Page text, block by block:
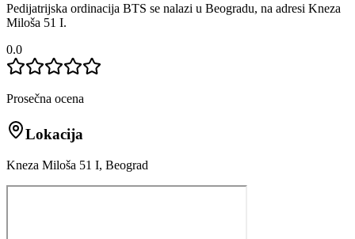
Pedijatrijska ordinacija BTS se nalazi u Beogradu, na adresi Kneza
Miloša 51 I.
0.0
Prosečna ocena
Lokacija
Kneza Miloša 51 I, Beograd